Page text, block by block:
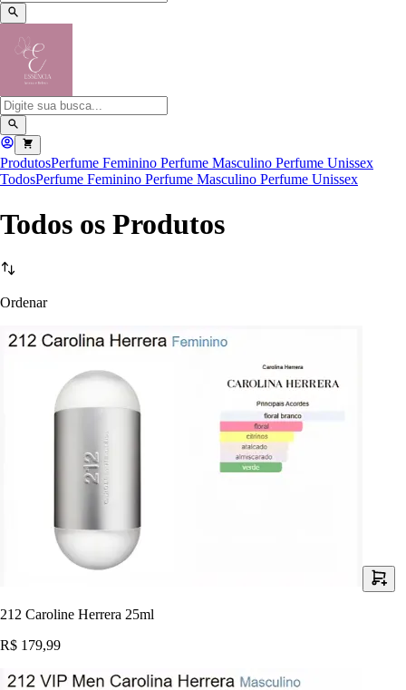
ProdutosPerfume Feminino Perfume Masculino Perfume Unissex
TodosPerfume Feminino Perfume Masculino Perfume Unissex
Todos os Produtos
Ordenar
212 Caroline Herrera 25ml
R$ 179,99